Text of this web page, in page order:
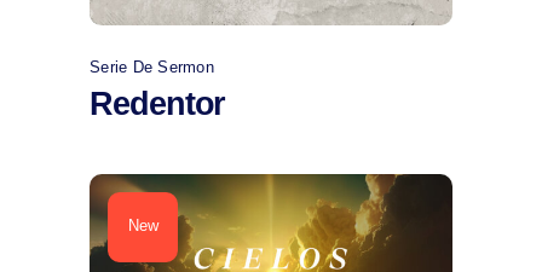
Serie De Sermon
Redentor
New